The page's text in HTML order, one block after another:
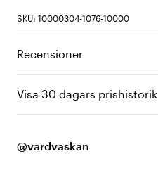
SKU: 10000304-1076-10000
Recensioner
Visa 30 dagars prishistorik
@vardvaskan